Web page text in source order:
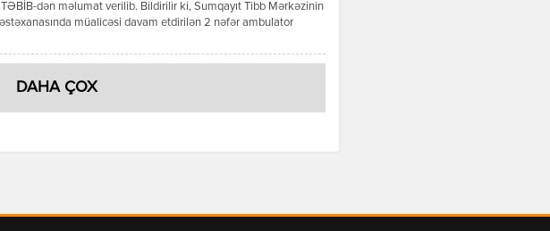
TƏBİB-dən məlumat verilib. Bildirilir ki, Sumqayıt Tibb Mərkəzinin
müalicəsi davam etdirilən 2 nəfər ambulator
Ə.F.Qarayev adına Uşaq Klinik Xəstəxanasında müalicəsi
isə ağır stabil olaraq qalır”. […]
DAHA ÇOX